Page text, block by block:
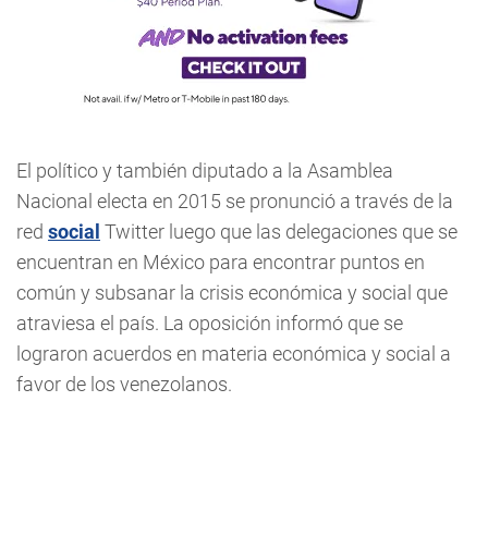
El político y también diputado a la Asamblea
Nacional electa en 2015 se pronunció a través de la
red social Twitter luego que las delegaciones que se
encuentran en México para encontrar puntos en
común y subsanar la crisis económica y social que
atraviesa el país. La oposición informó que se
lograron acuerdos en materia económica y social a
favor de los venezolanos.